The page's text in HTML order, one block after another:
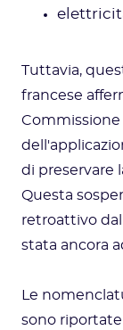
Tuttavia,
francese
Commissione
di preservare
Questa
retroattivo dal
stata ancora
Le
sono